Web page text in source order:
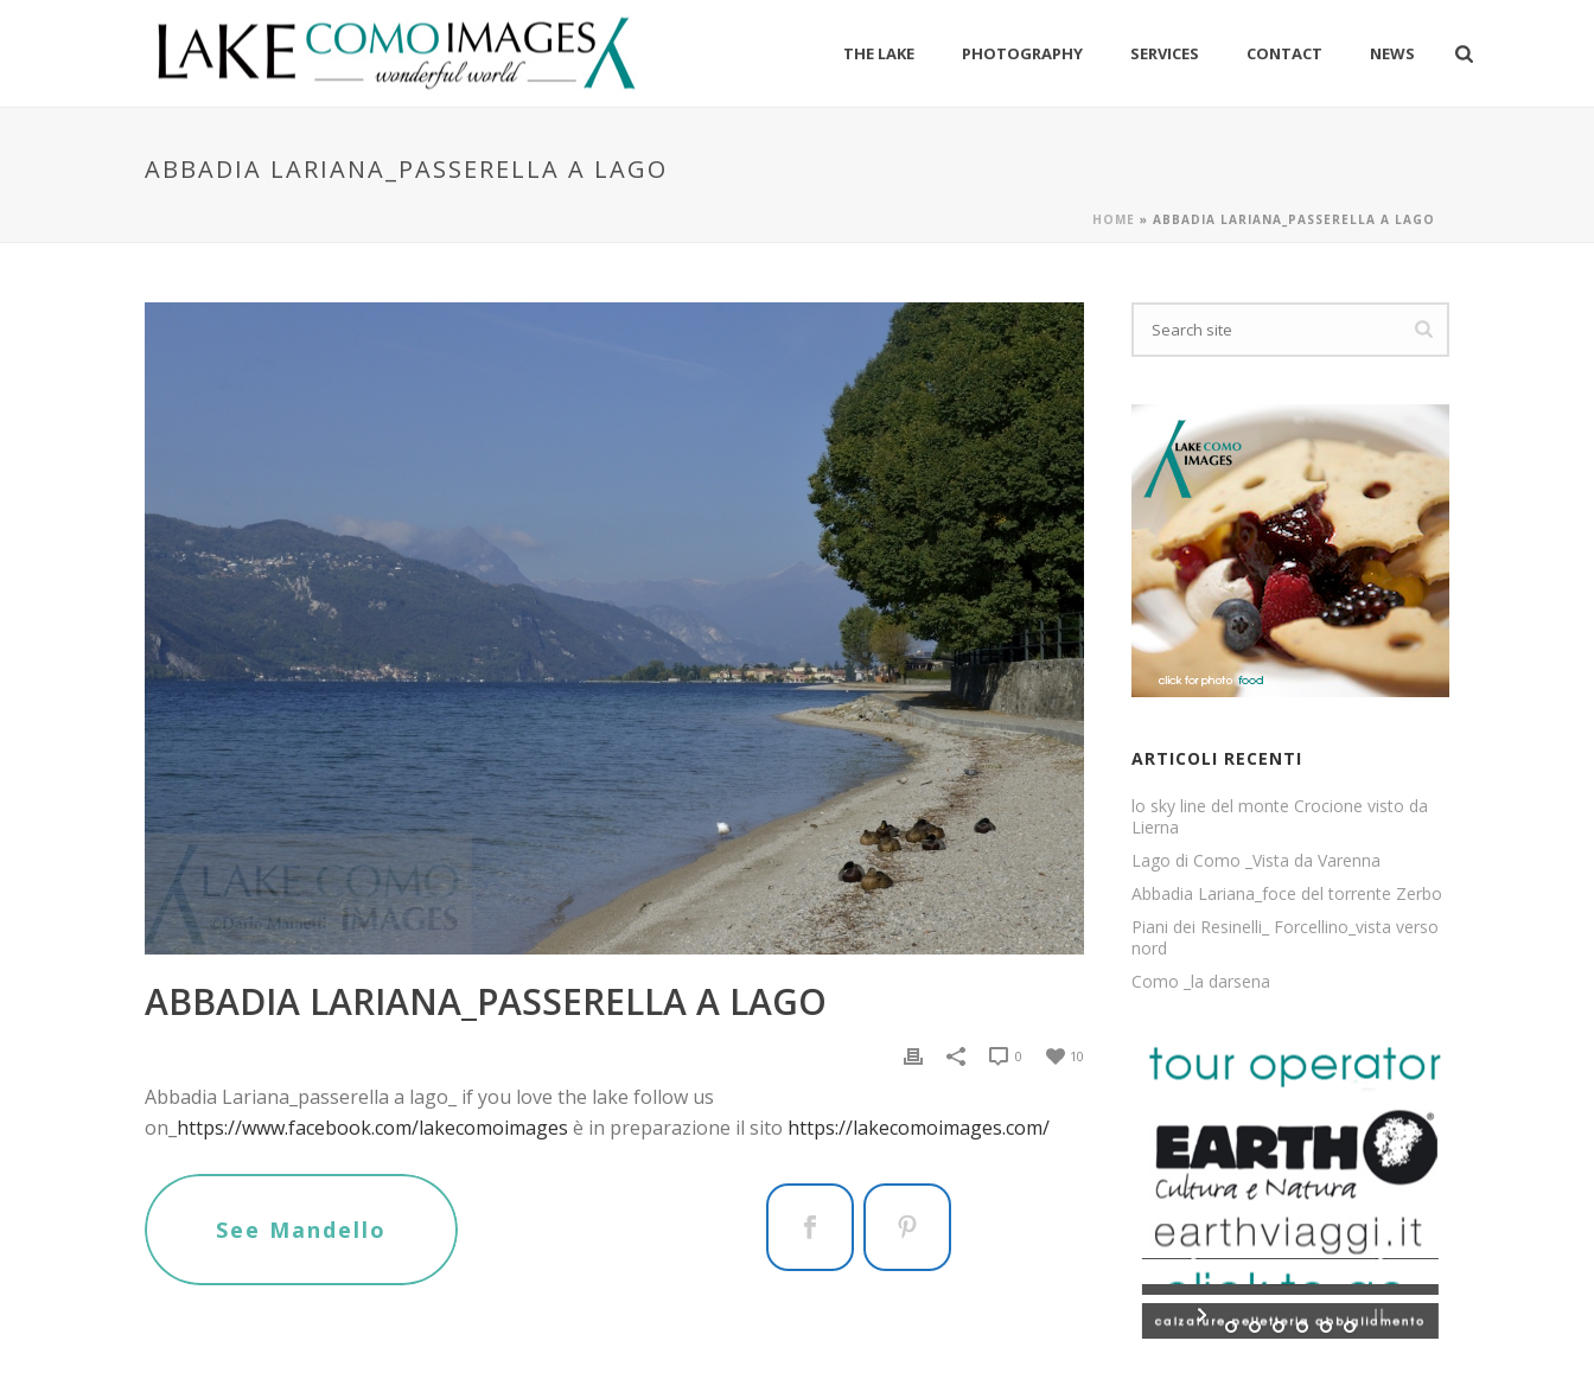
THE LAKE PHOTOGRAPHY SERVICES CONTACT NEWS
ABBADIA LARIANA_PASSERELLA A LAGO
HOME » ABBADIA LARIANA_PASSERELLA A LAGO
ABBADIA LARIANA_PASSERELLA A LAGO
10
0
Abbadia Lariana_passerella a lago_ if you love the lake follow us
on_ https://www.facebook.com/lakecomoimages è in preparazione il sito https://lakecomoimages.com/
See Mandello
ARTICOLI RECENTI
lo sky line del monte Crocione visto da
Lierna
Lago di Como _Vista da Varenna
Abbadia Lariana_foce del torrente Zerbo
Piani dei Resinelli_ Forcellino_vista verso
nord
Como _la darsena